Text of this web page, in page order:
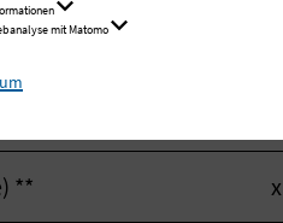
** x
mit Matomo